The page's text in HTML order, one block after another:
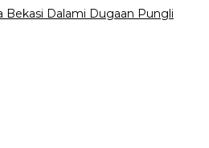
Bekasi Dalami Dugaan Pungli